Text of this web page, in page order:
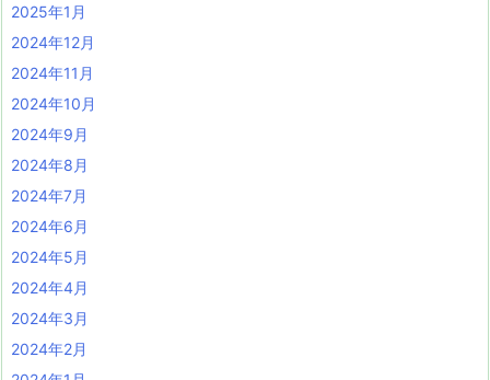
2025年1月
2024年12月
2024年11月
2024年10月
2024年9月
2024年8月
2024年7月
2024年6月
2024年5月
2024年4月
2024年3月
2024年2月